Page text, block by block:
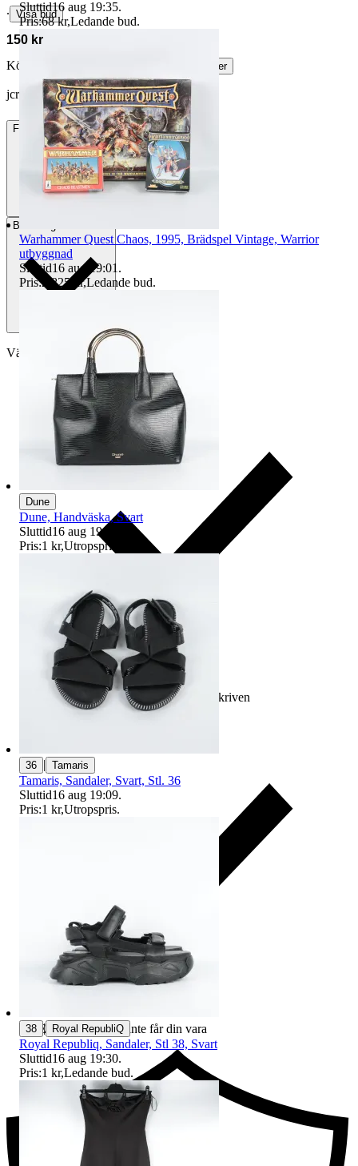
∙ Visa bud
150 kr
Köparskydd är valfritt hos företag.
Läs mer
jcro30880 vann auktionen
Frakt 125 kr DSV
Betalning
Välj till köparskydd
Ersättning om varan inte är som beskriven
Ersättning om du inte får din vara
Sluttid16 aug 19:35.
Pris:68 kr,Ledande bud.
Warhammer Quest Chaos, 1995, Brädspel Vintage, Warrior
utbyggnad
Sluttid16 aug 19:01 .
Pris:2 825 kr,Ledande bud.
Dune
Dune, Handväska, Svart
Sluttid16 aug 19:27
Pris:1 kr,Utropspris
36 | Tamaris
Tamaris, Sandaler, Svart, Stl. 36
Sluttid16 aug 19:09.
Pris:1 kr,Utropspris.
38 | Royal RepubliQ
Royal Republiq, Sandaler, Stl 38, Svart
Sluttid16 aug 19:30.
Pris:1 kr,Ledande bud.